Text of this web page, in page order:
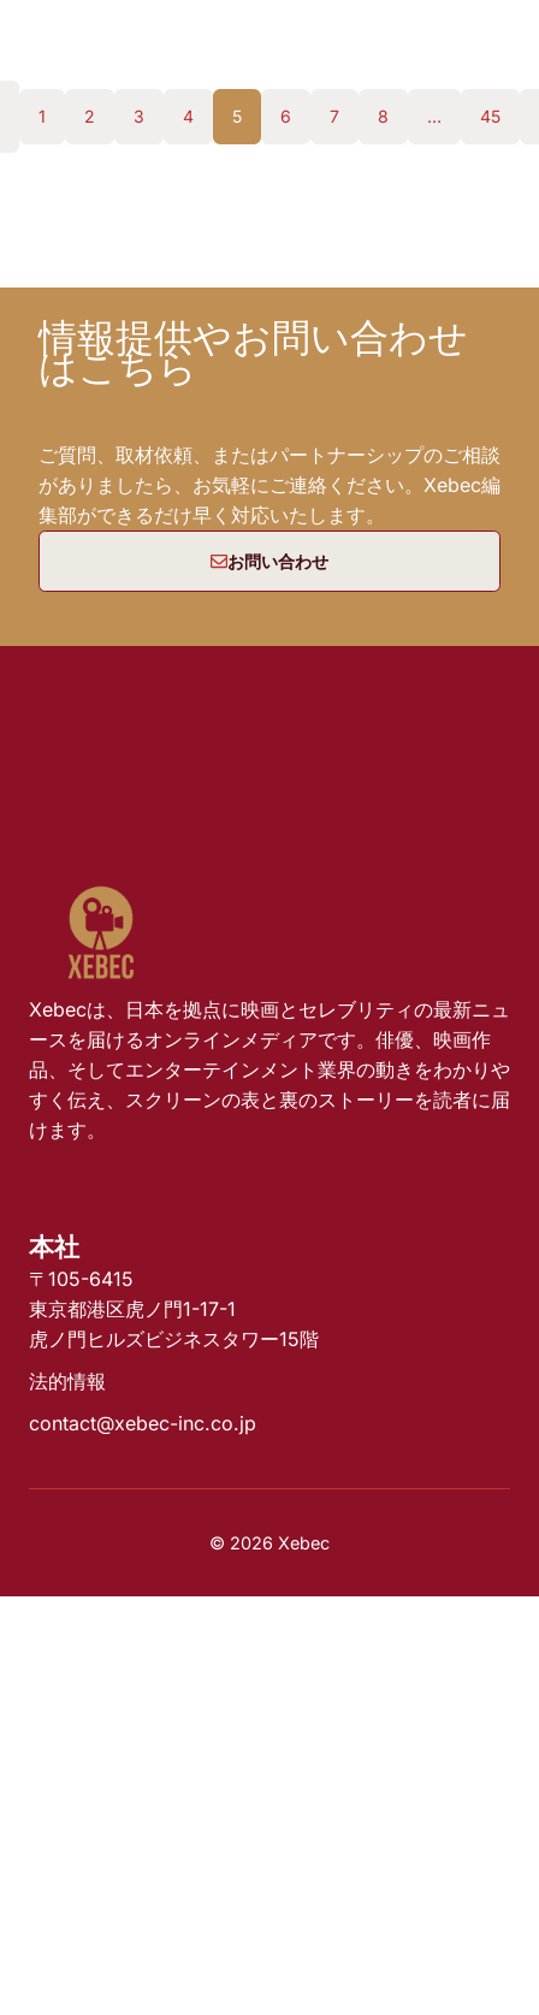
1 2 3 4 5 6 7 8 … 45
情報提供やお問い合わせ
はこちら
ご質問、取材依頼、またはパートナーシップのご相談
がありましたら、お気軽にご連絡ください。Xebec編
集部ができるだけ早く対応いたします。
お問い合わせ
Xebecは、日本を拠点に映画とセレブリティの最新ニュ
ースを届けるオンラインメディアです。俳優、映画作
品、そしてエンターテインメント業界の動きをわかりや
すく伝え、スクリーンの表と裏のストーリーを読者に届
けます。
本社
〒105-6415
東京都港区虎ノ門1-17-1
虎ノ門ヒルズビジネスタワー15階
法的情報
contact@xebec-inc.co.jp
© 2026 Xebec